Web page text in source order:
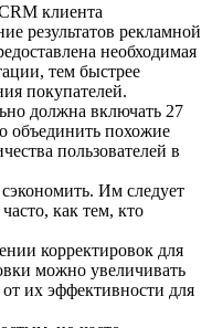
клиента
результатов рекламной
необходимая
тем быстрее
покупателей.
должна включать 27
объединить похожие
пользователей в
Им следует
как тем, кто
корректировок для
можно увеличивать
их эффективности для